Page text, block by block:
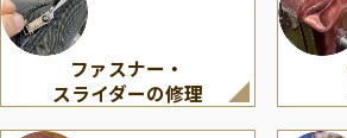
ファスナー・
スライダーの修理